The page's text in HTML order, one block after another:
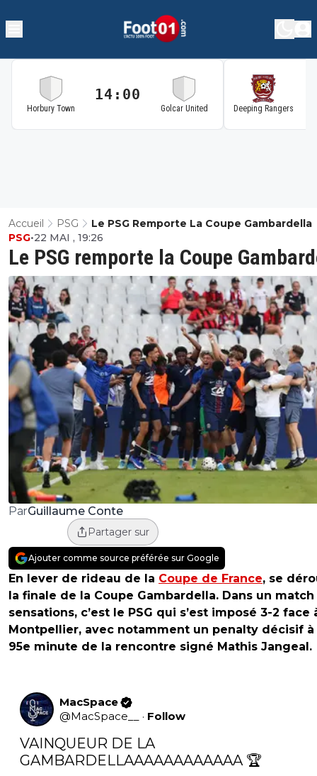
Horbury Town
14:00
Golcar United Deeping Rangers
Accueil PSG Le PSG Remporte La Coupe Gambardella
Le PSG remporte la Coupe
PSG•22 MAI , 19:26
ParGuillaume Conte
Partager sur
Ajouter comme source préférée sur Google
En lever de rideau de la Coupe de France, se
la finale de la Coupe Gambardella. Dans un match
sensations, c’est le PSG qui s’est imposé 3-2 face
Montpellier, avec notamment un penalty décisif à
95e minute de la rencontre signé Mathis Jangeal.
MacSpace
@MacSpace__ · Follow
VAINQUEUR DE LA
GAMBARDELLAAAAAAAAAAAA 🏆